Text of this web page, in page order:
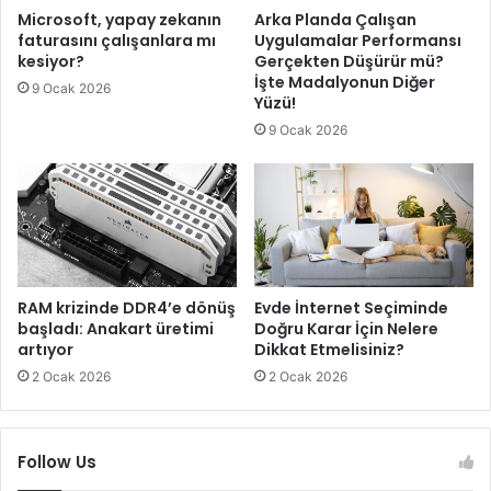
n
ö
z
e
k
l
e
i
b
e
l
l
d
u
r
a
e
e
k
7
Y
e
n
i
E
m
y
Microsoft, yapay zekanın
faturasını çalışanlara mı
kesiyor?
9 Ocak 2026
Arka Planda Çalışan
Uygulamalar Performansı
Gerçekten Düşürür mü?
İşte Madalyonun Diğer
Yüzü!
9 Ocak 2026
RAM krizinde DDR4’e dönüş
başladı: Anakart üretimi
artıyor
2 Ocak 2026
Evde İnternet Seçiminde
Doğru Karar İçin Nelere
Dikkat Etmelisiniz?
2 Ocak 2026
Follow Us